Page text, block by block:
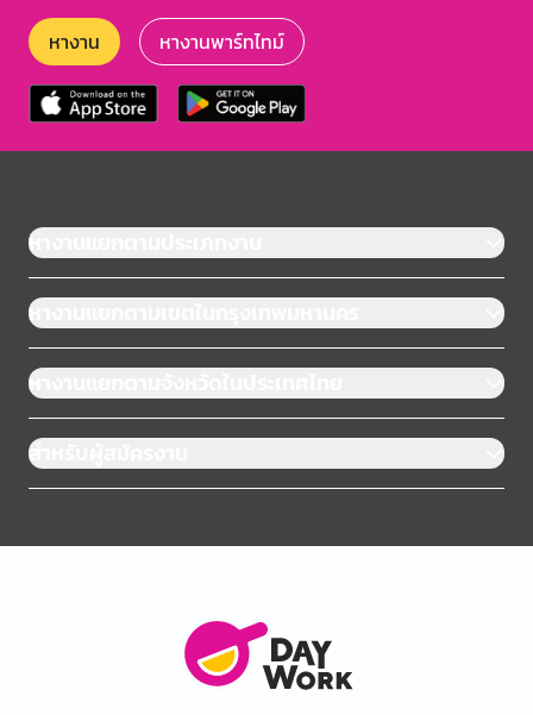
หางาน หางานพาร์ทไทม์
หางานแยกตามประเภทงาน
หางานแยกตามเขตในกรุงเทพมหานคร
หางานแยกตามจังหวัดในประเทศไทย
สำหรับผู้สมัครงาน